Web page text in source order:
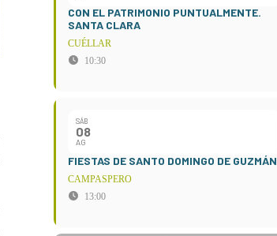
CON EL PATRIMONIO PUNTUALMENTE.
SANTA CLARA
CUÉLLAR
10:30
SÁB
08
AG
FIESTAS DE SANTO DOMINGO DE GUZMÁN
CAMPASPERO
13:00